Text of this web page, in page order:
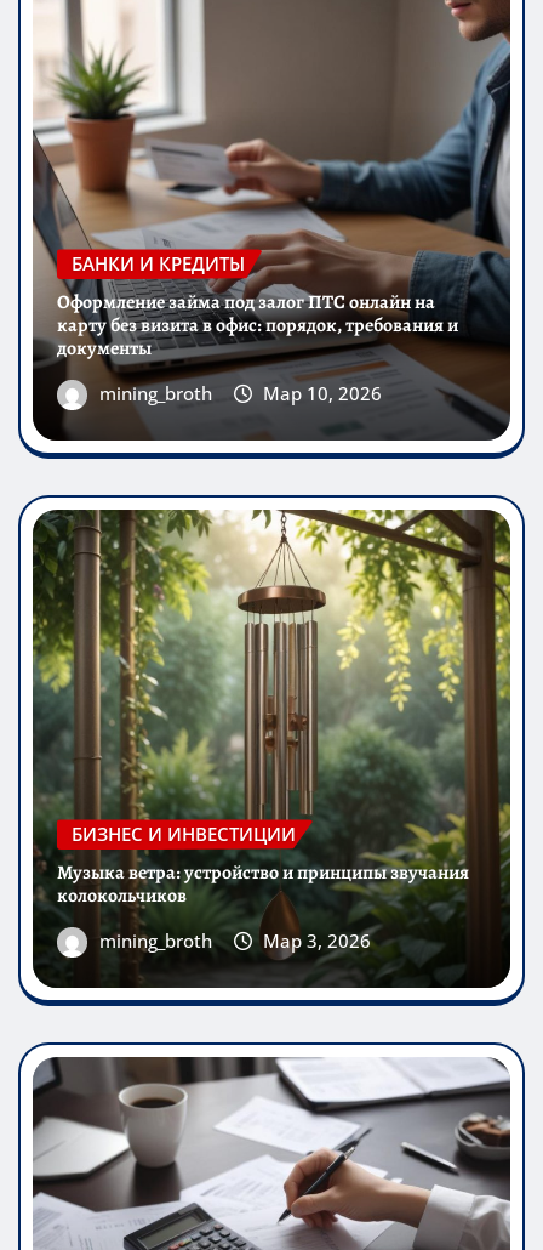
БАНКИ И КРЕДИТЫ
Оформление займа под залог ПТС онлайн на
карту без визита в офис: порядок, требования и
документы
mining_broth Мар 10, 2026
БИЗНЕС И ИНВЕСТИЦИИ
Музыка ветра: устройство и принципы звучания
колокольчиков
mining_broth Мар 3, 2026